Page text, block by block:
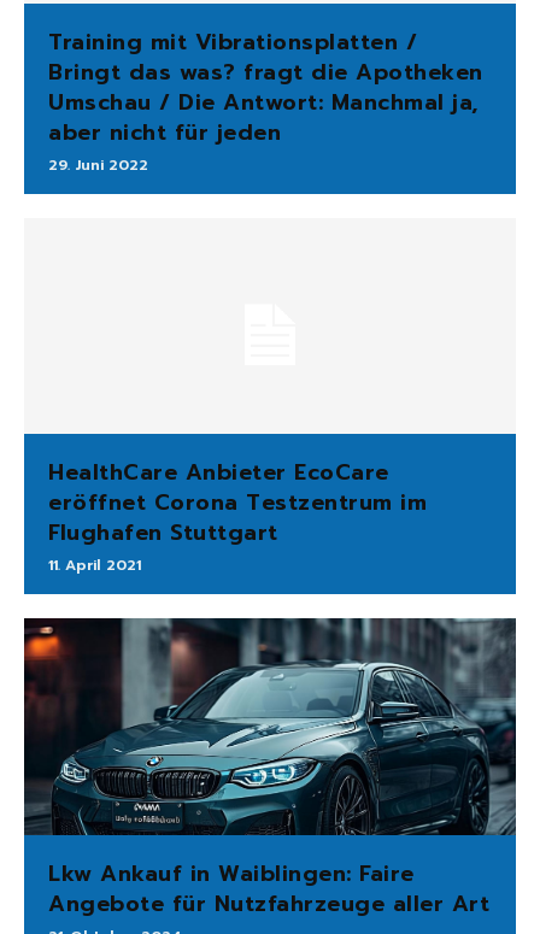
Training mit Vibrationsplatten /
Bringt das was? fragt die Apotheken
Umschau / Die Antwort: Manchmal ja,
aber nicht für jeden
29. Juni 2022
HealthCare Anbieter EcoCare
eröffnet Corona Testzentrum im
Flughafen Stuttgart
11. April 2021
Lkw Ankauf in Waiblingen: Faire
Angebote für Nutzfahrzeuge aller Art